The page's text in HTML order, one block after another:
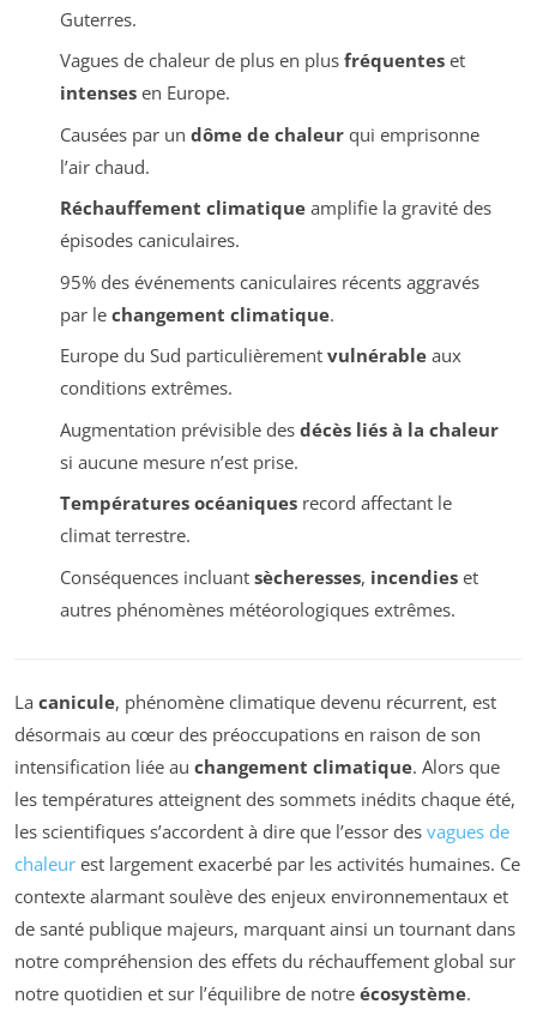
Guterres.
Vagues de chaleur de plus en plus fréquenteset
intensesen Europe.
Causées par un dôme de chaleurqui emprisonne
l’air chaud.
Réchauffement climatiqueamplifie la gravité des
épisodes caniculaires.
95% des événements caniculaires récents aggravés
par le changement climatique.
Europe du Sud particulièrement vulnérableaux
conditions extrêmes.
Augmentation prévisible des décès liés à la chaleur
si aucune mesure n’est prise.
Températures océaniquesrecord affectant le
climat terrestre.
Conséquences incluant sècheresses, incendieset
autres phénomènes météorologiques extrêmes.
La canicule, phénomène climatique devenu récurrent, est
désormais au cœur des préoccupations en raison de son
intensification liée au changement climatique. Alors que
les températures atteignent des sommets inédits chaque été,
les scientifiques s’accordent à dire que l’essor des vagues de
chaleur est largement exacerbé par les activités humaines. Ce
contexte alarmant soulève des enjeux environnementaux et
de santé publique majeurs, marquant ainsi un tournant dans
notre compréhension des effets du réchauffement global sur
notre quotidien et sur l’équilibre de notre écosystème.